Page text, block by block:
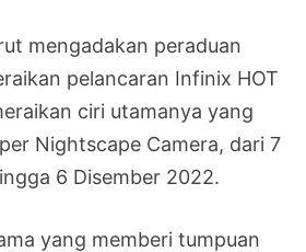
mengadakan peraduan
pelancaran Infinix HOT
ciri utamanya yang
Nightscape Camera, dari 7
6 Disember 2022.
yang memberi tumpuan